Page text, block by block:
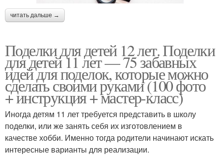
читать дальше →
Поделки для детей 12 лет. Поделки
для детей 11 лет — 75 забавных
идей для поделок, которые можно
сделать своими руками (100 фото
+ инструкция + мастер-класс)
Иногда детям 11 лет требуется представить в школу
поделки, или же занять себя их изготовлением в
качестве хобби. Именно тогда родители начинают искать
интересные варианты для реализации.